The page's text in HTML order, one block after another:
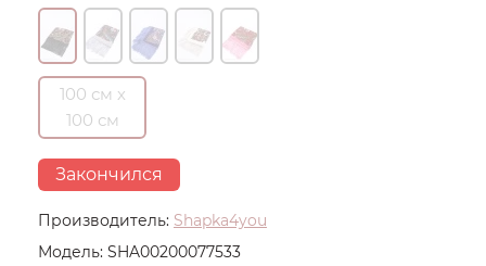
Производитель: Shapka4you
Модель: SHA00200077533
100 см х
100 см
Закончился